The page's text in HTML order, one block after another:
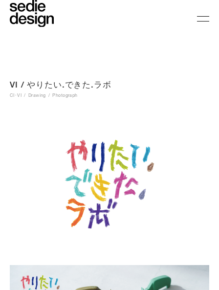
VI / やりたい.できた.ラボ
CI･VI Drawing Photograph